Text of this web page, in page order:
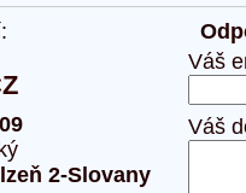
2-Slovany
Váš
Váš